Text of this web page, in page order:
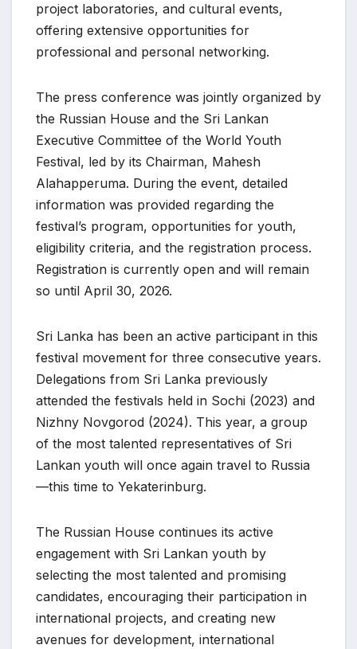
project laboratories, and cultural events,
offering extensive opportunities for
professional and personal networking.
The press conference was jointly organized by
the Russian House and the Sri Lankan
Executive Committee of the World Youth
Festival, led by its Chairman, Mahesh
Alahapperuma. During the event, detailed
information was provided regarding the
festival’s program, opportunities for youth,
eligibility criteria, and the registration process.
Registration is currently open and will remain
so until April 30, 2026.
Sri Lanka has been an active participant in this
festival movement for three consecutive years.
Delegations from Sri Lanka previously
attended the festivals held in Sochi (2023) and
Nizhny Novgorod (2024). This year, a group
of the most talented representatives of Sri
Lankan youth will once again travel to Russia
—this time to Yekaterinburg.
The Russian House continues its active
engagement with Sri Lankan youth by
selecting the most talented and promising
candidates, encouraging their participation in
international projects, and creating new
avenues for development, international